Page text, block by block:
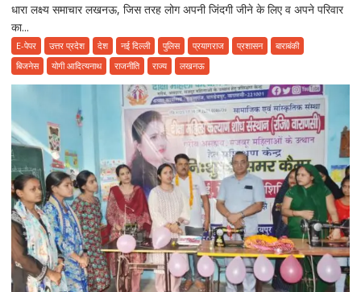
तथास्तु
के
आरोप,
नहीं
देते
खून
पसीने
की
रकम
धारा लक्ष्य समाचार लखनऊ, जिस तरह लोग अपनी जिंदगी जीने के लिए व अपने परिवार
का...
E-पेपर उत्तर प्रदेश देश नई दिल्ली पुलिस प्रयागराज प्रशासन
बाराबंकी
बिजनेस
योगी आदित्यनाथ राजनीति राज्य लखनऊ